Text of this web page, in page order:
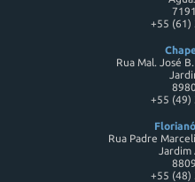
+55 (61)
Rua Mal. José
+55 (49)
Rua Padre
Jardim
+55 (48)